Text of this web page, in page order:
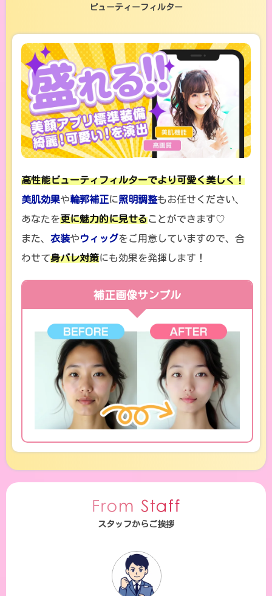
ビューティーフィルター
高性能ビューティフィルターでより可愛く美しく！
美肌効果や輪郭補正に照明調整もお任せください、
あなたを更に魅力的に見せることができます♡
また、 衣装やウィッグをご用意していますので、合
わせて身バレ対策にも効果を発揮します！
補正画像サンプル
スタッフからご挨拶